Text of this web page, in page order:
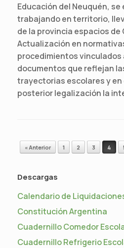
Educación del Neuquén,
trabajando en territorio,
de la provincia espacios
Actualización en
procedimientos vinculados
documentos que reflejan
trayectorias escolares y
posterior legalización la
Navegador de artículos
« Anterior 1 2 3 4
Descargas
Calendario de
Constitución Argentina
Cuadernillo Comedor
Cuadernillo Refrigerio